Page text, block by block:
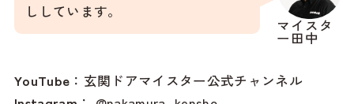
マイスタ
ー田中
ししています。
YouTube ： 玄関ドアマイスター公式チャンネル